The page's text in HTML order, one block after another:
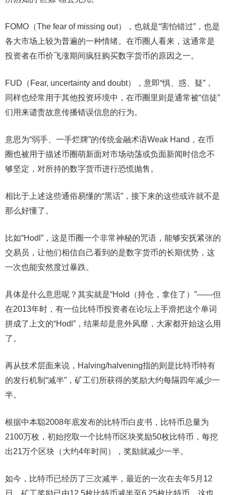
FOMO（The fear of missing out），也就是“害怕错过”，也是
各大市场上较为普遍的一种情绪。在币圈人看来，这通常是
投资者在币价飞涨期间疯狂购买数字货币的原因之一。
FUD（Fear, uncertainty and doubt），意即“惧、惑、疑”，
同样也经常用于其他投资环境中，在币圈里则是通常被“信徒”
们用来谴责故意传播错误信息的行为。
意思为“弱手、一手烂牌”的传统金融术语Weak Hand，在币
圈也被用于描述币圈萌新面对市场动荡或负面新闻时信念不
够坚定，对所持的数字货币进行恐慌抛售。
相比于上述这些通俗易懂的“黑话”，接下来的这些或许就不是
那么好懂了。
比如“Hodl”，这是币圈一个非常神秘的咒语，能够安抚紧张的
交易员，让他们相信自己看到的是数字货币的长期优势，这
一次也能安然度过暴跌。
具体是什么意思呢？其实就是“Hold（持仓，拿住了）”——但
在2013年时，有一位比特币投资者在论坛上手滑把这个单词
拼成了上文的“Hodl”，结果却是意外风靡，大家都开始这么用
了。
再从技术层面来说，Halving/halvening指的则是比特币特有
的发行机制“减半”，矿工们所获得的奖励大约每隔四年减少一
半。
根据中本聪2008年底发布的比特币白皮书，比特币总量为
2100万枚，初始挖取一个比特币区块奖励50枚比特币，每挖
出21万个区块（大约4年时间），奖励就减少一半。
如今，比特币已经历了三次减半，最近的一次在去年5月12
日，矿工奖励已由12.5枚比特币减半至6.25枚比特币。这也